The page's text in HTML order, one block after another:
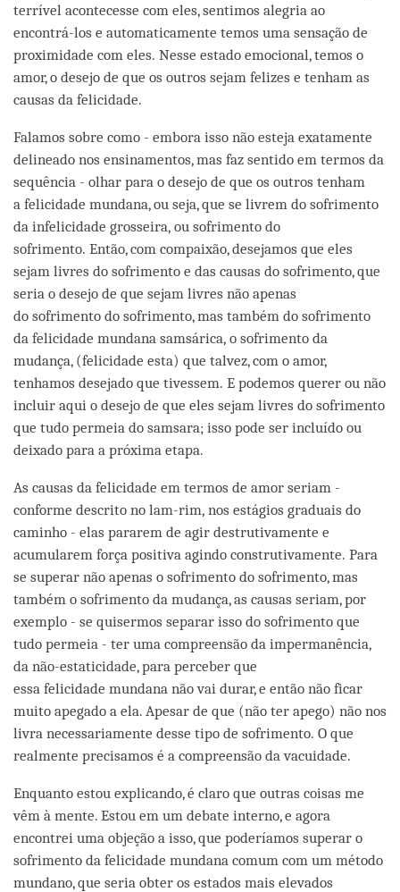
terrível acontecesse com eles, sentimos alegria ao
encontrá-los e automaticamente temos uma sensação de
proximidade com eles. Nesse estado emocional, temos o
amor, o desejo de que os outros sejam felizes e tenham as
causas da felicidade.
Falamos sobre como - embora isso não esteja exatamente
delineado nos ensinamentos, mas faz sentido em termos da
sequência - olhar para o desejo de que os outros tenham
a felicidade mundana, ou seja, que se livrem do sofrimento
da infelicidade grosseira, ou sofrimento do
sofrimento. Então, com compaixão, desejamos que eles
sejam livres do sofrimento e das causas do sofrimento, que
seria o desejo de que sejam livres não apenas
do sofrimento do sofrimento, mas também do sofrimento
da felicidade mundana samsárica, o sofrimento da
mudança, (felicidade esta) que talvez, com o amor,
tenhamos desejado que tivessem. E podemos querer ou não
incluir aqui o desejo de que eles sejam livres do sofrimento
que tudo permeia do samsara; isso pode ser incluído ou
deixado para a próxima etapa.
As causas da felicidade em termos de amor seriam -
conforme descrito no lam-rim, nos estágios graduais do
caminho - elas pararem de agir destrutivamente e
acumularem força positiva agindo construtivamente. Para
se superar não apenas o sofrimento do sofrimento, mas
também o sofrimento da mudança, as causas seriam, por
exemplo - se quisermos separar isso do sofrimento que
tudo permeia - ter uma compreensão da impermanência,
da não-estaticidade, para perceber que
essa felicidade mundana não vai durar, e então não ficar
muito apegado a ela. Apesar de que (não ter apego) não nos
livra necessariamente desse tipo de sofrimento. O que
realmente precisamos é a compreensão da vacuidade.
Enquanto estou explicando, é claro que outras coisas me
vêm à mente. Estou em um debate interno, e agora
encontrei uma objeção a isso, que poderíamos superar o
sofrimento da felicidade mundana comum com um método
mundano, que seria obter os estados mais elevados